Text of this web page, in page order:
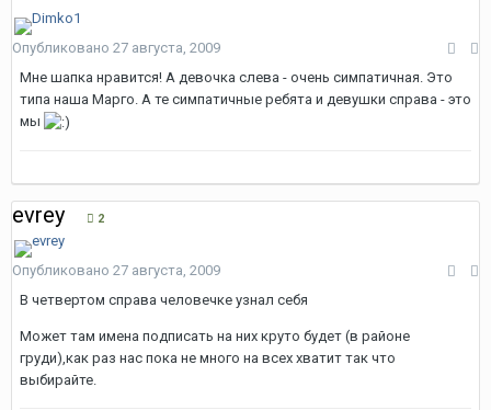
Опубликовано 27 августа, 2009
Мне шапка нравится! А девочка слева - очень симпатичная. Это
типа наша Марго. А те симпатичные ребята и девушки справа - это
мы
evrey 2
Опубликовано 27 августа, 2009
В четвертом справа человечке узнал себя
Может там имена подписать на них круто будет (в районе
груди),как раз нас пока не много на всех хватит так что
выбирайте.